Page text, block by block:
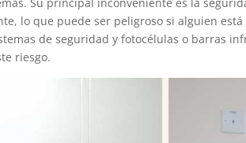
lo que puede ser peligroso si alguien
de seguridad y fotocélulas o barras
riesgo.